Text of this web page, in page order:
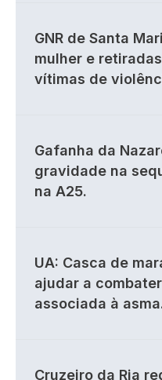
GNR de Santa
mulher e
vítimas de
Gafanha da
gravidade na
na A25.
UA: Casca de
ajudar a
associada à
Cruzeiro da Ria